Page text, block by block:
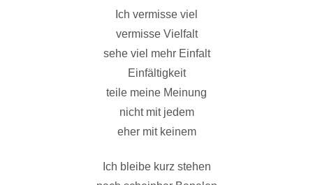
Ich vermisse viel
vermisse Vielfalt
sehe viel mehr Einfalt
Einfältigkeit
teile meine Meinung
nicht mit jedem
eher mit keinem
Ich bleibe kurz stehen